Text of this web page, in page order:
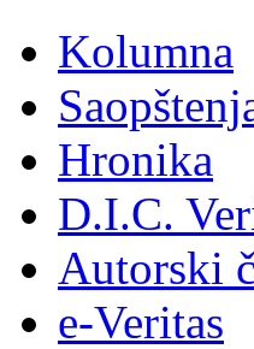
Kolumna
Hronika
D.I.C.
Autorski
e-Veritas